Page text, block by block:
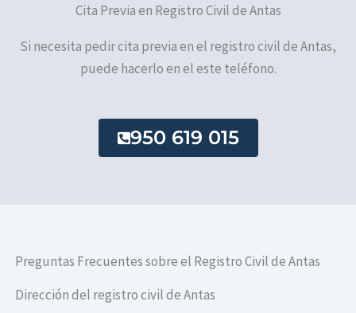
Cita Previa en Registro Civil de Antas
Si necesita pedir cita previa en el registro civil de Antas,
puede hacerlo en el este teléfono.
950 619 015
Preguntas Frecuentes sobre el Registro Civil de Antas
Dirección del registro civil de Antas